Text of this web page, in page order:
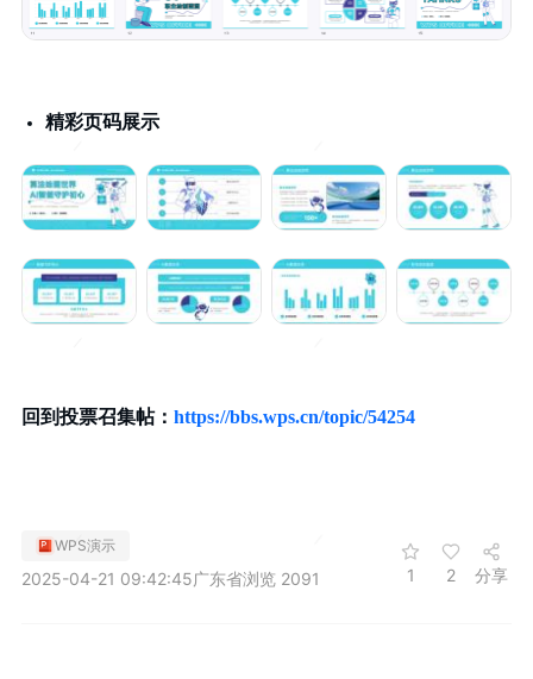
精彩页码展示
回到投票召集帖： https://bbs.wps.cn/topic/54254
WPS演示
2025-04-21 09:42:45广东省浏览 2091 1 2 分享